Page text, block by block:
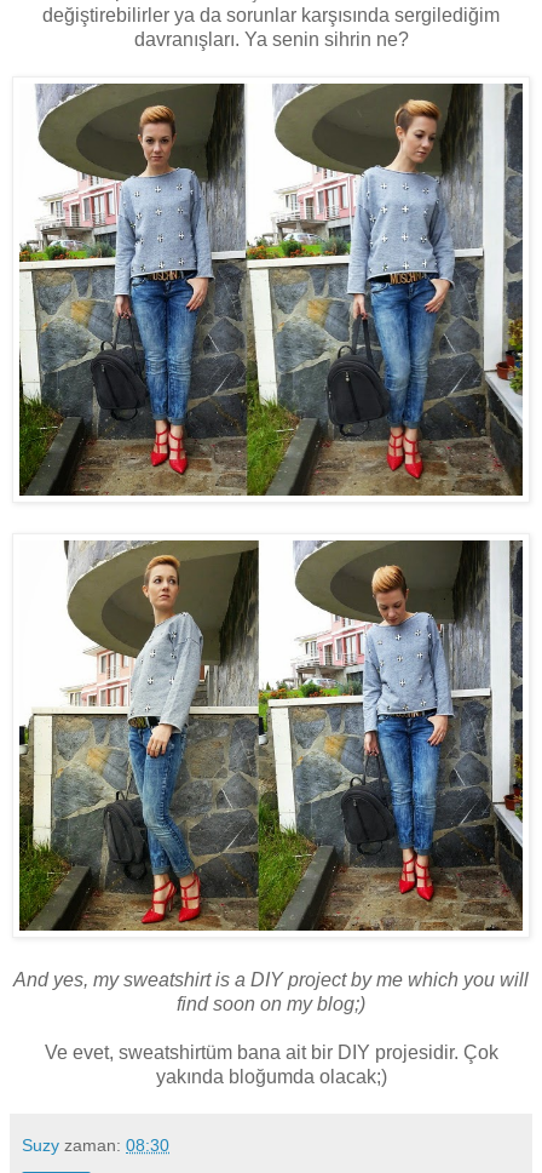
değiştirebilirler ya da sorunlar karşısında sergilediğim
davranışları. Ya senin sihrin ne?
And yes, my sweatshirt is a DIY project by me which you will
find soon on my blog;)
Ve evet, sweatshirtüm bana ait bir DIY projesidir. Çok
yakında bloğumda olacak;)
Suzy zaman: 08:30